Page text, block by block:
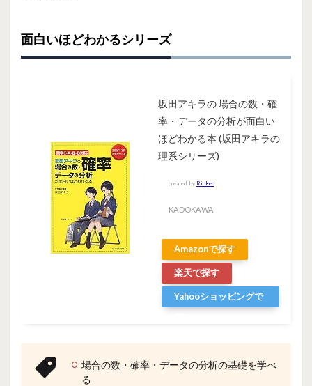
面白いほどわかるシリーズ
坂田アキラの 場合の数・確
率・データの分析が面白い
ほどわかる本 (坂田アキラの
理系シリーズ)
created by Rinker
KADOKAWA
Amazonで探す
楽天で探す
Yahooショッピングで
場合の数・確率・データの分析の基礎を学べ
る